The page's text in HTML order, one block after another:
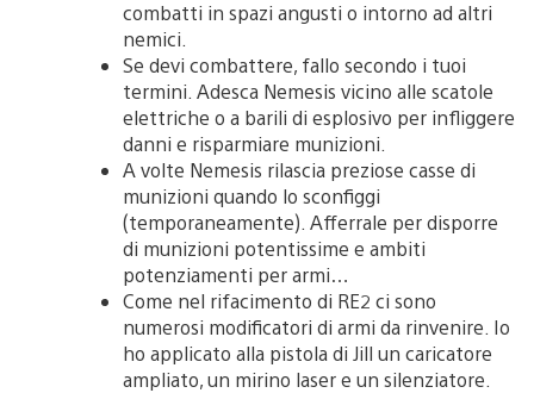
combatti in spazi angusti o intorno ad altri
nemici.
Se devi combattere, fallo secondo i tuoi
termini. Adesca Nemesis vicino alle scatole
elettriche o a barili di esplosivo per infliggere
danni e risparmiare munizioni.
A volte Nemesis rilascia preziose casse di
munizioni quando lo sconfiggi
(temporaneamente). Afferrale per disporre
di munizioni potentissime e ambiti
potenziamenti per armi…
Come nel rifacimento di RE2 ci sono
numerosi modificatori di armi da rinvenire. Io
ho applicato alla pistola di Jill un caricatore
ampliato, un mirino laser e un silenziatore.